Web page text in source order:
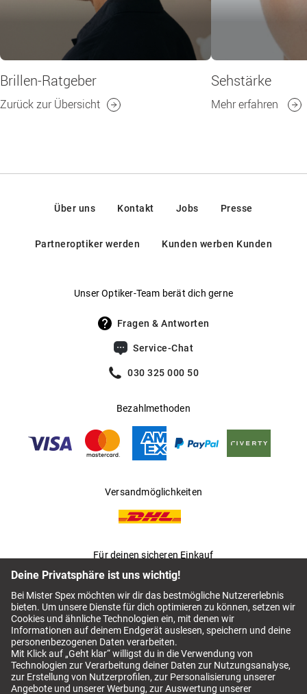
Brillen-Ratgeber
Zurück zur Übersicht
Sehstärke
Mehr erfahren
Über uns Kontakt Jobs Presse
Partneroptiker werden Kunden werben Kunden
Unser Optiker-Team berät dich gerne
Fragen & Antworten
Service-Chat
030 325 000 50
Bezahlmethoden
Versandmöglichkeiten
Für deinen sicheren Einkauf